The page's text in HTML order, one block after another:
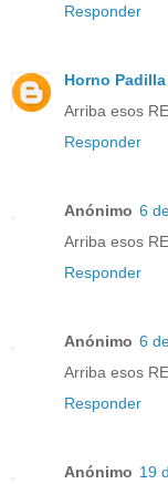
Responder
Horno Padilla
Arriba esos
Responder
Anónimo 6
Arriba esos
Responder
Anónimo 6
Arriba esos
Responder
Anónimo 19